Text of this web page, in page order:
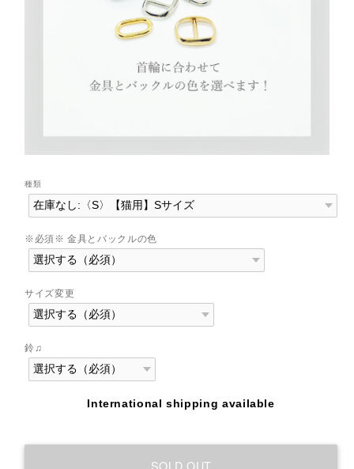
種類
※必須※ 金具とバックルの色
サイズ変更
鈴♫
International shipping available